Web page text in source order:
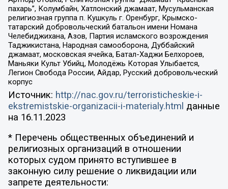
пахарь”, Колумбайн, Хатлонский джамаат, Мусульманская
религиозная группа п. Кушкуль г. Оренбург, Крымско-
татарский добровольческий батальон имени Номана
Челебиджихана, Азов, Партия исламского возрождения
Таджикистана, Народная самооборона, Дуббайский
джамаат, московская ячейка, Батал-Хаджи Белхороев,
Маньяки Культ Убийц, Молодёжь Которая Улыбается,
Легион Свобода России, Айдар, Русский добровольческий
корпус
Источник: http://nac.gov.ru/terroristicheskie-i-
ekstremistskie-organizacii-i-materialy.html данные
на 16.11.2023
* Перечень общественных объединений и
религиозных организаций в отношении
которых судом принято вступившее в
законную силу решение о ликвидации или
запрете деятельности: